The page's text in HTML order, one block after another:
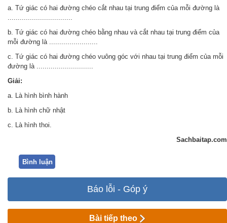
a. Tứ giác có hai đường chéo cắt nhau tại trung điểm của mỗi đường là
................................
b. Tứ giác có hai đường chéo bằng nhau và cắt nhau tại trung điểm của
mỗi đường là ........................
c. Tứ giác có hai đường chéo vuông góc với nhau tại trung điểm của mỗi
đường là ............................
Giải:
a. Là hình bình hành
b. Là hình chữ nhật
c. Là hình thoi.
Sachbaitap.com
Bình luận
Báo lỗi - Góp ý
Bài tiếp theo